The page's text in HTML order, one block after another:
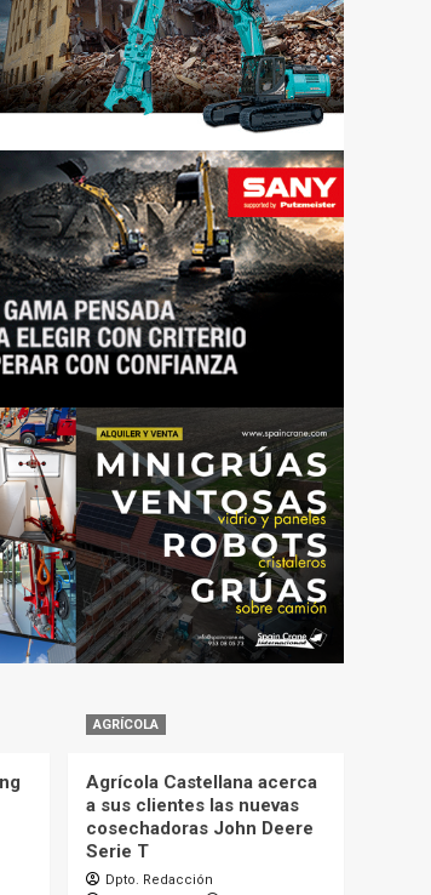
AGRÍCOLA
Agrícola Castellana acerca
a sus clientes las nuevas
cosechadoras John Deere
Serie T
Dpto. Redacción